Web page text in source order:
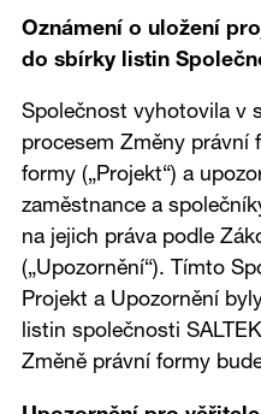
Oznámení o uložení
do sbírky listin
Společnost vyhotovila v
procesem Změny právní
formy („Projekt“) a
zaměstnance a
na jejich práva podle
(„Upozornění“). Tímto
Projekt a Upozornění
listin společnosti
Změně právní formy